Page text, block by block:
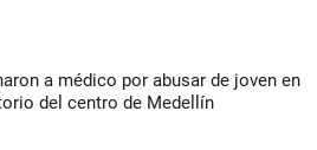
a médico por abusar de joven en
del centro de Medellín